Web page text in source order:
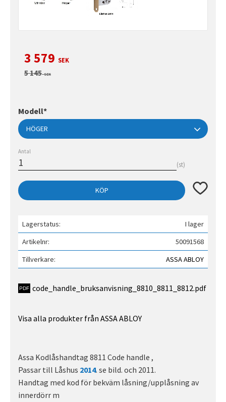
Nedsatt pris:
3 579 SEK
Ordinarie pris:
5 145SEK
Modell*
Antal
st
KÖP Lägg till
Lagerstatus
I lager
Artikelnr
50091568
Tillverkare
ASSA ABLOY
code_handle_bruksanvisning_8810_8811_8812.pdf
Visa alla produkter från ASSA ABLOY
Assa Kodlåshandtag 8811 Code handle ,
Passar till Låshus 2014. se bild. och 2011.
Handtag med kod för bekväm låsning/upplåsning av
innerdörr m